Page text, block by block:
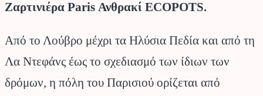
Ζαρτινιέρα Paris Ανθρακί ECOPOTS.
Από το Λούβρο μέχρι τα Ηλύσια Πεδία και από τη
Λα Ντεφάνς έως το σχεδιασμό των ίδιων των
δρόμων, η πόλη του Παρισιού ορίζεται από